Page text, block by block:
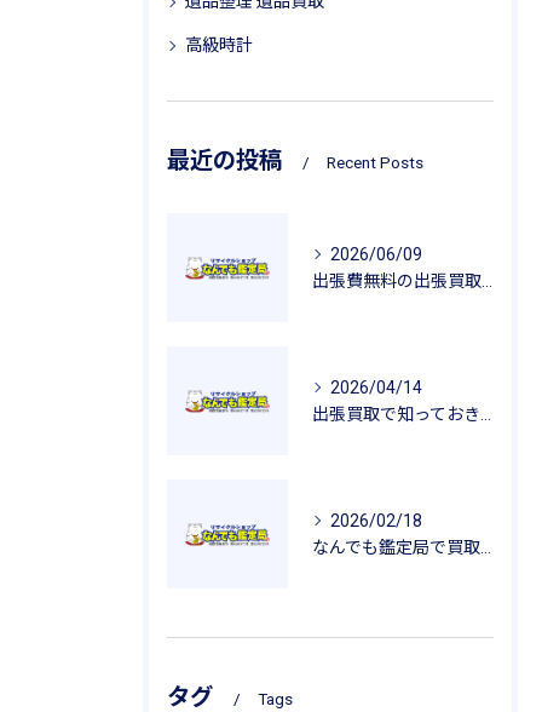
高級時計
最近の投稿 Recent Posts
2026/06/09
2026/04/14
2026/02/18
タグ Tags